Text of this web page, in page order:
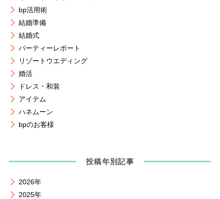
bp活用術
結婚準備
結婚式
パーティーレポート
リゾートウエディング
婚活
ドレス・和装
アイテム
ハネムーン
bpのお客様
投稿年別記事
2026年
2025年